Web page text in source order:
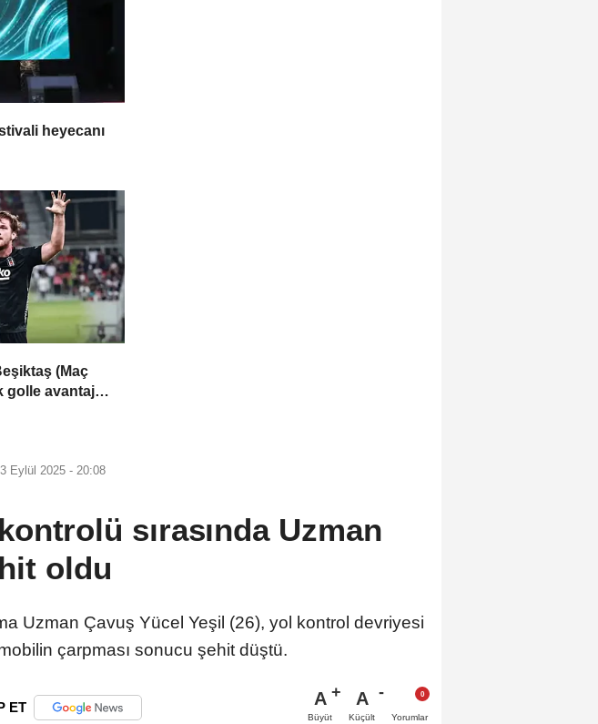
heyecanı
(Maç
avantajı
Eylül 2025 - 20:08
sırasında Uzman
oldu
Uzman Çavuş Yücel Yeşil (26), yol kontrol devriyesi
çarpması sonucu şehit düştü.
ET A
Büyüt
A
Küçült Yorumlar